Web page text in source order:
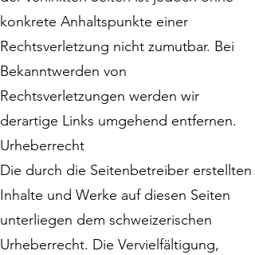
konkrete Anhaltspunkte einer
Rechtsverletzung nicht zumutbar. Bei
Bekanntwerden von
Rechtsverletzungen werden wir
derartige Links umgehend entfernen.
Urheberrecht
Die durch die Seitenbetreiber erstellten
Inhalte und Werke auf diesen Seiten
unterliegen dem schweizerischen
Urheberrecht. Die Vervielfältigung,